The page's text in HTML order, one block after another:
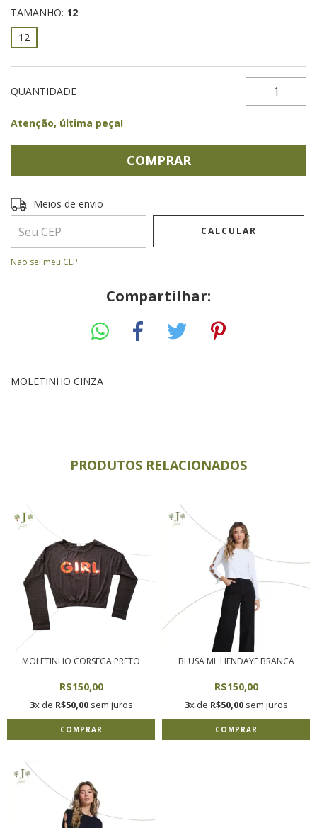
TAMANHO: 12
12
QUANTIDADE
Atenção, última peça!
Entregas para o CEP:
Meios de envio
CALCULAR
Não sei meu CEP
Compartilhar:
MOLETINHO CINZA
PRODUTOS RELACIONADOS
MOLETINHO CORSEGA PRETO
R$150,00
3x de R$50,00sem juros
COMPRAR
BLUSA ML HENDAYE BRANCA
R$150,00
3x de R$50,00sem juros
COMPRAR